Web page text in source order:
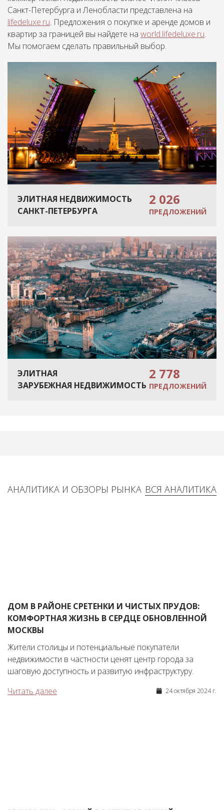
Санкт-Петербурга и Ленобласти представлена на
lifedeluxe.ru. Предложения о покупке и аренде домов и
квартир за границей вы найдете на world.lifedeluxe.ru.
Мы помогаем сделать правильный выбор.
ЭЛИТНАЯ НЕДВИЖИМОСТЬ
САНКТ-ПЕТЕРБУРГА
2 026
ПРЕДЛОЖЕНИЙ
ЭЛИТНАЯ
ЗАРУБЕЖНАЯ НЕДВИЖИМОСТЬ
2 778
ПРЕДЛОЖЕНИЙ
ВСЯ АНАЛИТИКА
АНАЛИТИКА И ОБЗОРЫ РЫНКА
ДОМ В РАЙОНЕ СРЕТЕНКИ И ЧИСТЫХ ПРУДОВ:
КОМФОРТНАЯ ЖИЗНЬ В СЕРДЦЕ ОБНОВЛЕННОЙ
МОСКВЫ
Жители столицы и потенциальные покупатели
недвижимости в частности ценят центр города за
шаговую доступность и развитую инфраструктуру.
Читать далее
24 октября 2024 г.